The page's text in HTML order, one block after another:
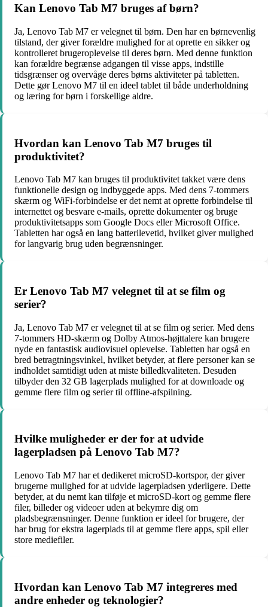
Kan Lenovo Tab M7 bruges af børn?
Ja, Lenovo Tab M7 er velegnet til børn. Den har en børnevenlig
tilstand, der giver forældre mulighed for at oprette en sikker og
kontrolleret brugeroplevelse til deres børn. Med denne funktion
kan forældre begrænse adgangen til visse apps, indstille
tidsgrænser og overvåge deres børns aktiviteter på tabletten.
Dette gør Lenovo M7 til en ideel tablet til både underholdning
og læring for børn i forskellige aldre.
Hvordan kan Lenovo Tab M7 bruges til
produktivitet?
Lenovo Tab M7 kan bruges til produktivitet takket være dens
funktionelle design og indbyggede apps. Med dens 7-tommers
skærm og WiFi-forbindelse er det nemt at oprette forbindelse til
internettet og besvare e-mails, oprette dokumenter og bruge
produktivitetsapps som Google Docs eller Microsoft Office.
Tabletten har også en lang batterilevetid, hvilket giver mulighed
for langvarig brug uden begrænsninger.
Er Lenovo Tab M7 velegnet til at se film og
serier?
Ja, Lenovo Tab M7 er velegnet til at se film og serier. Med dens
7-tommers HD-skærm og Dolby Atmos-højttalere kan brugere
nyde en fantastisk audiovisuel oplevelse. Tabletten har også en
bred betragtningsvinkel, hvilket betyder, at flere personer kan se
indholdet samtidigt uden at miste billedkvaliteten. Desuden
tilbyder den 32 GB lagerplads mulighed for at downloade og
gemme flere film og serier til offline-afspilning.
Hvilke muligheder er der for at udvide
lagerpladsen på Lenovo Tab M7?
Lenovo Tab M7 har et dedikeret microSD-kortspor, der giver
brugerne mulighed for at udvide lagerpladsen yderligere. Dette
betyder, at du nemt kan tilføje et microSD-kort og gemme flere
filer, billeder og videoer uden at bekymre dig om
pladsbegrænsninger. Denne funktion er ideel for brugere, der
har brug for ekstra lagerplads til at gemme flere apps, spil eller
store mediefiler.
Hvordan kan Lenovo Tab M7 integreres med
andre enheder og teknologier?